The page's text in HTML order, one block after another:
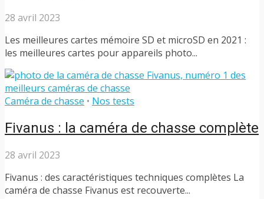
28 avril 2023
Les meilleures cartes mémoire SD et microSD en 2021 :
les meilleures cartes pour appareils photo...
Caméra de chasse • Nos tests
Fivanus : la caméra de chasse complète
28 avril 2023
Fivanus : des caractéristiques techniques complètes La
caméra de chasse Fivanus est recouverte...